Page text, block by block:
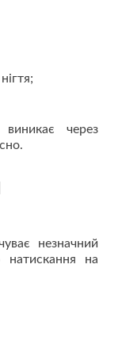
через
незначний
на